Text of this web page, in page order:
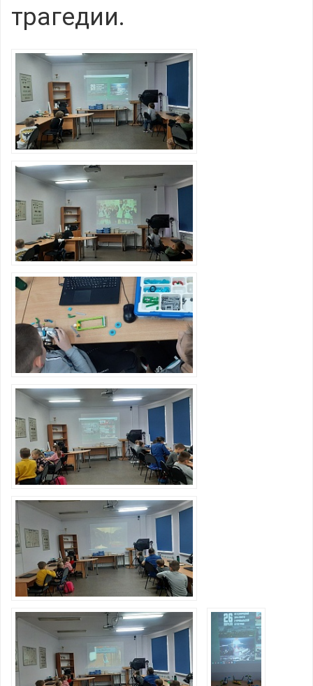
трагедии.